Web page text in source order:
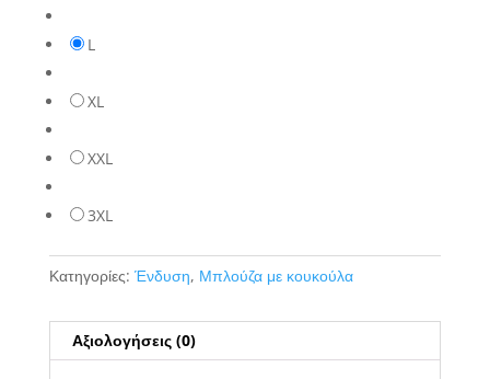
L
XL
XXL
3XL
Κατηγορίες: Ένδυση, Μπλούζα με κουκούλα
Αξιολογήσεις (0)